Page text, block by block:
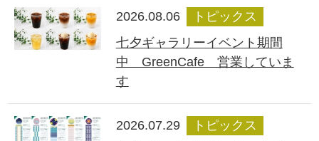
2026.08.06
トピックス
七夕ギャラリーイベント期間
中 GreenCafe 営業していま
す
2026.07.29
トピックス